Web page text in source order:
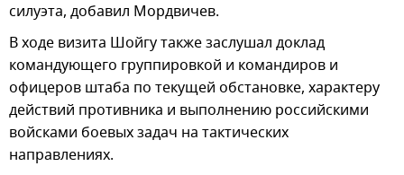
силуэта, добавил Мордвичев.
В ходе визита Шойгу также заслушал доклад
командующего группировкой и командиров и
офицеров штаба по текущей обстановке, характеру
действий противника и выполнению российскими
войсками боевых задач на тактических
направлениях.